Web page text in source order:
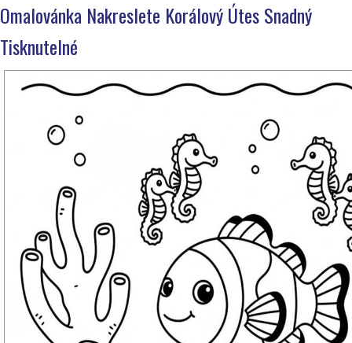
Omalovánka Nakreslete Korálový Útes Snadný
Tisknutelné